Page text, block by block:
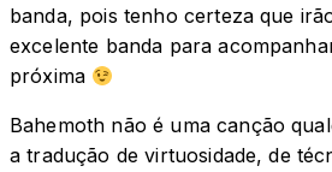
banda, pois tenho certeza que
excelente banda para
próxima
Bahemoth não é uma canção
a tradução de virtuosidade, de